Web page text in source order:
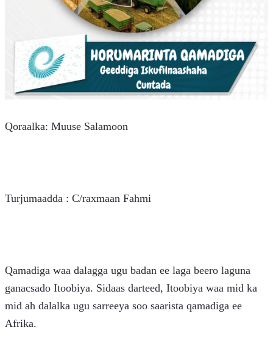
Qoraalka: Muuse Salamoon
Turjumaadda : C/raxmaan Fahmi
Qamadiga waa dalagga ugu badan ee laga beero laguna
ganacsado Itoobiya. Sidaas darteed, Itoobiya waa mid ka
mid ah dalalka ugu sarreeya soo saarista qamadiga ee
Afrika.